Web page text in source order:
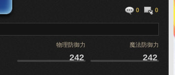
0 0
物理防御力 魔法防御力
242 242